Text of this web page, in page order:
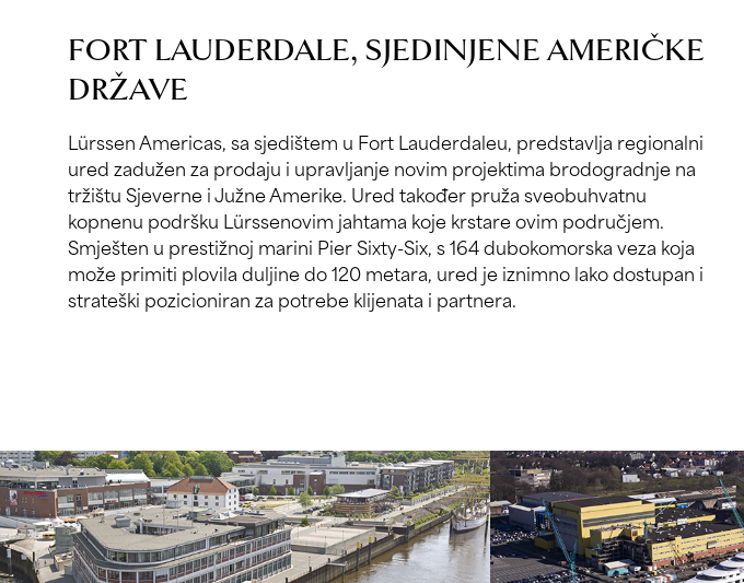
FORT LAUDERDALE, SJEDINJENE AMERIČKE
DRŽAVE
Lürssen Americas, sa sjedištem u Fort Lauderdaleu, predstavlja regionalni
ured zadužen za prodaju i upravljanje novim projektima brodogradnje na
tržištu Sjeverne i Južne Amerike. Ured također pruža sveobuhvatnu
kopnenu podršku Lürssenovim jahtama koje krstare ovim područjem.
Smješten u prestižnoj marini Pier Sixty-Six, s 164 dubokomorska veza koja
može primiti plovila duljine do 120 metara, ured je iznimno lako dostupan i
strateški pozicioniran za potrebe klijenata i partnera.